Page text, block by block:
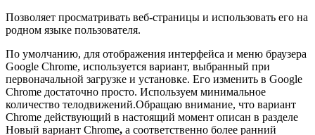
Позволяет просматривать веб-страницы и использовать его на
родном языке пользователя.
По умолчанию, для отображения интерфейса и меню браузера
Google Chrome, используется вариант, выбранный при
первоначальной загрузке и установке. Его изменить в Google
Chrome достаточно просто. Используем минимальное
количество телодвижений.Обращаю внимание, что вариант
Chrome действующий в настоящий момент описан в разделе
Новый вариант Chrome, а соответственно более ранний